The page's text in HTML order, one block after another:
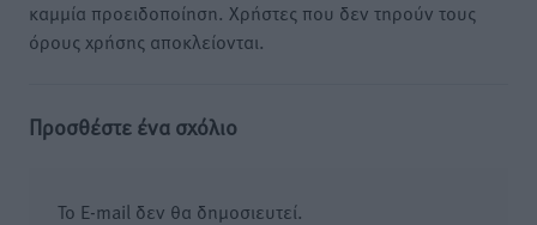
καμμία προειδοποίηση. Χρήστες που δεν τηρούν τους
όρους χρήσης αποκλείονται.
Προσθέστε ένα σχόλιο
Το E-mail δεν θα δημοσιευτεί.